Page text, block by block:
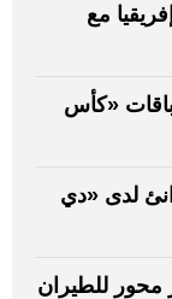
مع
«كأس
لدى «دي
محور للطيران